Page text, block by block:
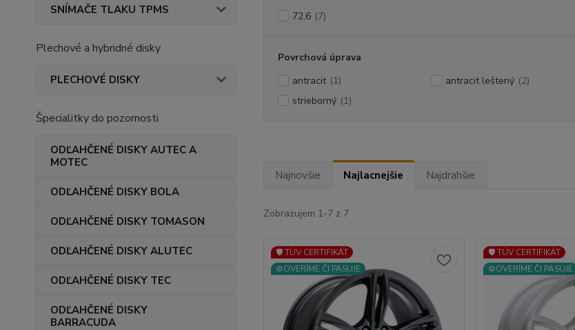
SNÍMAČE TLAKU TPMS
Plechové a hybridné disky
PLECHOVÉ DISKY
Špecialitky do pozornosti
ODĽAHČENÉ DISKY AUTEC A
MOTEC
ODĽAHČENÉ DISKY BOLA
ODĽAHČENÉ DISKY TOMASON
ODĽAHČENÉ DISKY ALUTEC
ODĽAHČENÉ DISKY TEC
ODĽAHČENÉ DISKY
BARRACUDA
72,6 (7)
Povrchová úprava
antracit (1) antracit leštený (2)
strieborný (1)
Najnovšie Najlacnejšie Najdrahšie
Zobrazujem 1-7 z 7
🛡️ TÜV CERTIFIKÁT
⚙️OVERÍME ČI PASUJE
🛡️ TÜV CERTIFIKÁT
⚙️OVERÍME ČI PASUJE